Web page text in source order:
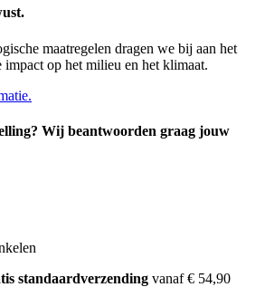
maatregelen dragen we bij aan het
impact op het milieu en het klimaat.
Wij beantwoorden graag jouw
standaardverzending vanaf € 54,90